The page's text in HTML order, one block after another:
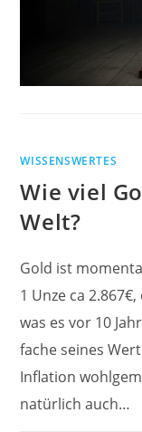
WISSENSWERTES
Wie viel
Welt?
Gold ist
1 Unze ca
was es vor 10
fache seines
Inflation
natürlich auch…